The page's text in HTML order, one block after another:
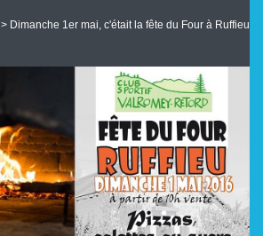
> Dimanche 1er mai, c'était la fête du Four à Ruffieu